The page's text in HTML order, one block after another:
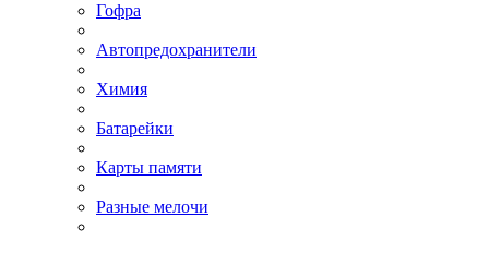
Гофра
Автопредохранители
Химия
Батарейки
Карты памяти
Разные мелочи